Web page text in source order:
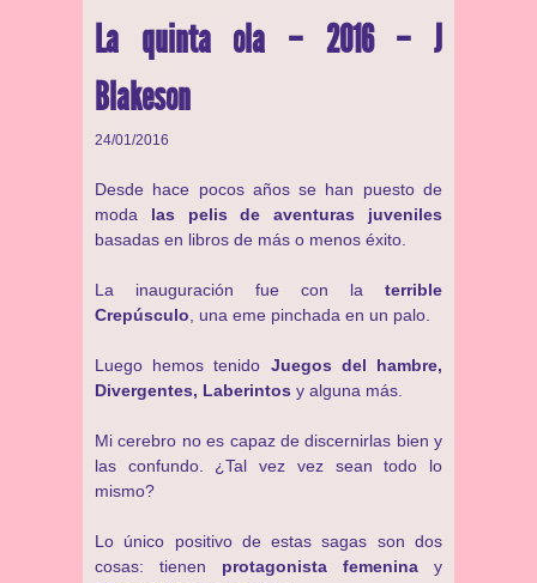
La quinta ola – 2016 – J
Blakeson
24/01/2016
Desde hace pocos años se han puesto de
moda las pelis de aventuras juveniles
basadas en libros de más o menos éxito.
La inauguración fue con la terrible
Crepúsculo , una eme pinchada en un palo.
Luego hemos tenido Juegos del hambre,
Divergentes, Laberintos y alguna más.
Mi cerebro no es capaz de discernirlas bien y
las confundo. ¿Tal vez vez sean todo lo
mismo?
Lo único positivo de estas sagas son dos
cosas: tienen protagonista femenina y